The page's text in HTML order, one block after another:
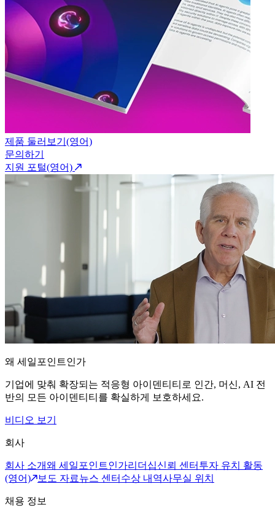
제품 둘러보기(영어)
문의하기
지원 포털(영어)
왜 세일포인트인가
기업에 맞춰 확장되는 적응형 아이덴티티로 인간, 머신, AI 전
반의 모든 아이덴티티를 확실하게 보호하세요.
비디오 보기
회사
회사 소개왜 세일포인트인가리더십신뢰 센터 투자 유치 활동
(영어)
보도 자료뉴스 센터 수상 내역사무실 위치
채용 정보